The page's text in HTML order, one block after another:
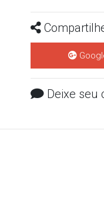
Deixe seu